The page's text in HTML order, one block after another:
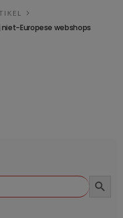
niet-Europese webshops